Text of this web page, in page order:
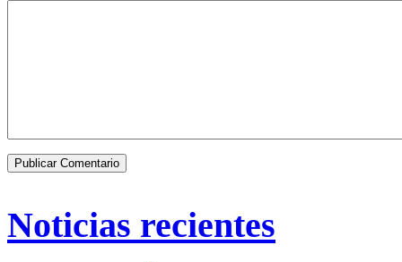
Noticias recientes